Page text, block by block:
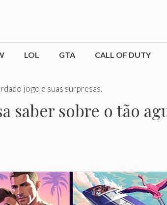
LOL GTA CALL OF DUTY
jogo e suas surpresas.
saber sobre o tão